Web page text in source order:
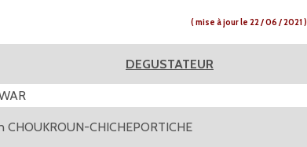
( mise à jour le 22 / 06 / 2021 )
DEGUSTATEUR
CHOUKROUN-CHICHEPORTICHE